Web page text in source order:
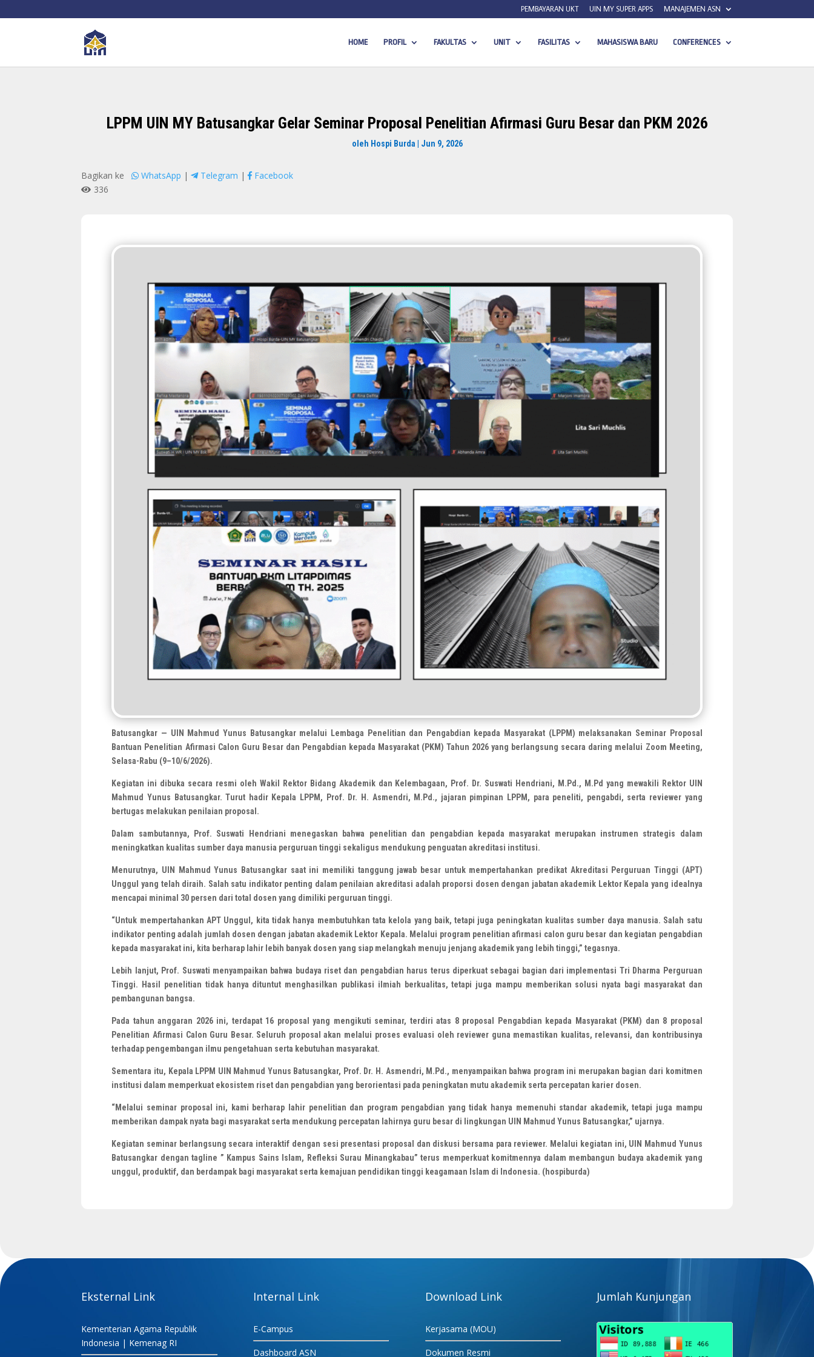
PEMBAYARAN UKT UIN MY SUPER APPS MANAJEMEN ASN
HOME PROFIL FAKULTAS UNIT FASILITAS MAHASISWA BARU CONFERENCES
LPPM UIN MY Batusangkar Gelar Seminar Proposal Penelitian Afirmasi Guru Besar dan PKM 2026
oleh Hospi Burda Jun 9, 2026
Bagikan ke WhatsApp | Telegram |
Facebook
336
Batusangkar — UIN Mahmud Yunus Batusangkar melalui Lembaga Penelitian dan Pengabdian kepada Masyarakat (LPPM) melaksanakan Seminar Proposal
Bantuan Penelitian Afirmasi Calon Guru Besar dan Pengabdian kepada Masyarakat (PKM) Tahun 2026 yang berlangsung secara daring melalui Zoom Meeting,
Selasa-Rabu (9–10/6/2026).
Kegiatan ini dibuka secara resmi oleh Wakil Rektor Bidang Akademik dan Kelembagaan, Prof. Dr. Suswati Hendriani, M.Pd., M.Pd yang mewakili Rektor UIN
Mahmud Yunus Batusangkar. Turut hadir Kepala LPPM, Prof. Dr. H. Asmendri, M.Pd., jajaran pimpinan LPPM, para peneliti, pengabdi, serta reviewer yang
bertugas melakukan penilaian proposal.
Dalam sambutannya, Prof. Suswati Hendriani menegaskan bahwa penelitian dan pengabdian kepada masyarakat merupakan instrumen strategis dalam
meningkatkan kualitas sumber daya manusia perguruan tinggi sekaligus mendukung penguatan akreditasi institusi.
Menurutnya, UIN Mahmud Yunus Batusangkar saat ini memiliki tanggung jawab besar untuk mempertahankan predikat Akreditasi Perguruan Tinggi (APT)
Unggul yang telah diraih. Salah satu indikator penting dalam penilaian akreditasi adalah proporsi dosen dengan jabatan akademik Lektor Kepala yang idealnya
mencapai minimal 30 persen dari total dosen yang dimiliki perguruan tinggi.
“Untuk mempertahankan APT Unggul, kita tidak hanya membutuhkan tata kelola yang baik, tetapi juga peningkatan kualitas sumber daya manusia. Salah satu
indikator penting adalah jumlah dosen dengan jabatan akademik Lektor Kepala. Melalui program penelitian afirmasi calon guru besar dan kegiatan pengabdian
kepada masyarakat ini, kita berharap lahir lebih banyak dosen yang siap melangkah menuju jenjang akademik yang lebih tinggi,” tegasnya.
Lebih lanjut, Prof. Suswati menyampaikan bahwa budaya riset dan pengabdian harus terus diperkuat sebagai bagian dari implementasi Tri Dharma Perguruan
Tinggi. Hasil penelitian tidak hanya dituntut menghasilkan publikasi ilmiah berkualitas, tetapi juga mampu memberikan solusi nyata bagi masyarakat dan
pembangunan bangsa.
Pada tahun anggaran 2026 ini, terdapat 16 proposal yang mengikuti seminar, terdiri atas 8 proposal Pengabdian kepada Masyarakat (PKM) dan 8 proposal
Penelitian Afirmasi Calon Guru Besar. Seluruh proposal akan melalui proses evaluasi oleh reviewer guna memastikan kualitas, relevansi, dan kontribusinya
terhadap pengembangan ilmu pengetahuan serta kebutuhan masyarakat.
Sementara itu, Kepala LPPM UIN Mahmud Yunus Batusangkar, Prof. Dr. H. Asmendri, M.Pd., menyampaikan bahwa program ini merupakan bagian dari komitmen
institusi dalam memperkuat ekosistem riset dan pengabdian yang berorientasi pada peningkatan mutu akademik serta percepatan karier dosen.
“Melalui seminar proposal ini, kami berharap lahir penelitian dan program pengabdian yang tidak hanya memenuhi standar akademik, tetapi juga mampu
memberikan dampak nyata bagi masyarakat serta mendukung percepatan lahirnya guru besar di lingkungan UIN Mahmud Yunus Batusangkar,” ujarnya.
Kegiatan seminar berlangsung secara interaktif dengan sesi presentasi proposal dan diskusi bersama para reviewer. Melalui kegiatan ini, UIN Mahmud Yunus
Batusangkar dengan tagline ” Kampus Sains Islam, Refleksi Surau Minangkabau” terus memperkuat komitmennya dalam membangun budaya akademik yang
unggul, produktif, dan berdampak bagi masyarakat serta kemajuan pendidikan tinggi keagamaan Islam di Indonesia. (hospiburda)
Eksternal Link
Kementerian Agama Republik
Indonesia | Kemenag RI
Internal Link
E-Campus
Dashboard ASN
Download Link
Kerjasama (MOU)
Dokumen Resmi
Jumlah Kunjungan